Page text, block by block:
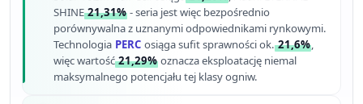
SHINE21,31% - seria jest więc bezpośrednio
porównywalna z uznanymi odpowiednikami rynkowymi.
Technologia PERC osiąga sufit sprawności ok.21,6%,
więc wartość21,29% oznacza eksploatację niemal
maksymalnego potencjału tej klasy ogniw.